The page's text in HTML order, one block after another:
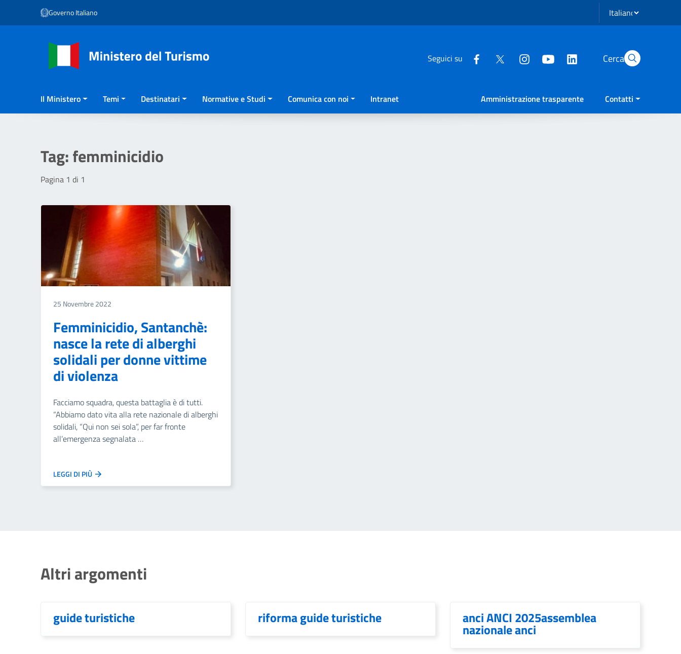
Vai ai contenuti
Vai al menu di navigazione
Governo Italiano Seleziona lingua
Seguici su Cerca
Il Ministero Temi Destinatari Normative e Studi Comunica con noi Intranet Amministrazione trasparente Contatti
Tag:femminicidio
Pagina 1 di 1
25 Novembre 2022
Femminicidio, Santanchè:
nasce la rete di alberghi
solidali per donne vittime
di violenza
Facciamo squadra, questa battaglia è di tutti.
“Abbiamo dato vita alla rete nazionale di alberghi
solidali, “Qui non sei sola”, per far fronte
all’emergenza segnalata …
LEGGI DI PIÙ
Altri argomenti
guide turistiche riforma guide turistiche anci ANCI 2025assemblea
nazionale anci